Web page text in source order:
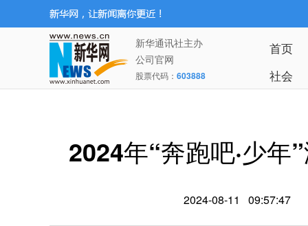
新华通讯社主办
公司官网
股票代码： 603888
首页
社会
2024年“奔跑吧·少
2024-08-11 09:57:47